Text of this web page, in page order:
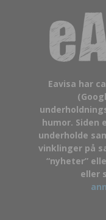
Eavisa har
humor. Siden
underholde
vinklinger på
“nyheter”
eller